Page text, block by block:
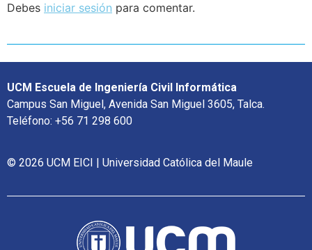
Debes iniciar sesión para comentar.
UCM Escuela de Ingeniería Civil Informática
Campus San Miguel, Avenida San Miguel 3605, Talca.
Teléfono: +56 71 298 600
© 2026 UCM EICI | Universidad Católica del Maule